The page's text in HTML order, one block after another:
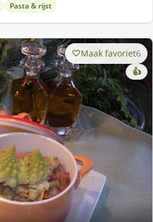
Pasta & rijst
Maak favoriet6
👍